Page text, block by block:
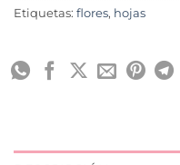
Etiquetas: flores, hojas